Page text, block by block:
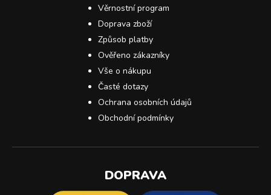
Věrnostní program
Doprava zboží
Způsob platby
Ověřeno zákazníky
Vše o nákupu
Časté dotazy
Ochrana osobních údajů
Obchodní podmínky
DOPRAVA